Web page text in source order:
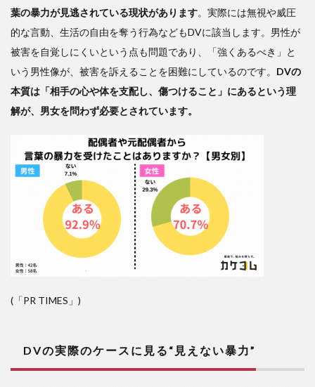
教わ
った
子供
たち
は、
幸せ
にな
れる
葉の暴力が見逃されている現状があります。実際には無視や威圧
的な言動、生活の自由を奪う行為などもDVに該当します。男性が
被害を自覚しにくいという点も問題であり、「強くあるべき」と
いう男性像が、被害を訴えることを困難にしているのです。 DVの
本質は「相手の心や体を支配し、傷つけること」にあるという理
解が、男女を問わず必要とされています。
(「PR TIMES」)
DVの実際のケースに見る“見えない暴力”